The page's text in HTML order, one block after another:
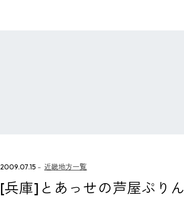
2009.07.15 近畿地方一覧
[兵庫]とあっせの芦屋ぷりん